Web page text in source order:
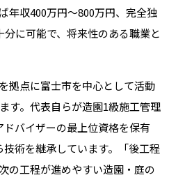
年収400万円〜800万円、完全独
に可能で、将来性のある職業と
拠点に富士市を中心として活動
す。代表自らが造園1級施工管理
バイザーの最上位資格を保有
術を継承しています。「後工程
の工程が進めやすい造園・庭の